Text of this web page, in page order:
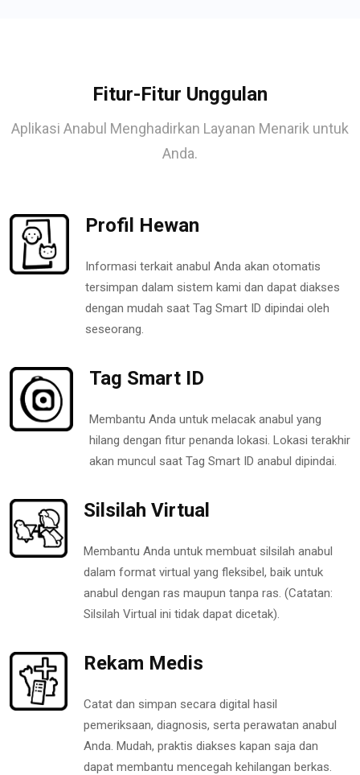
Fitur-Fitur Unggulan
Aplikasi Anabul Menghadirkan Layanan Menarik untuk
Anda.
Profil Hewan
Informasi terkait anabul Anda akan otomatis
tersimpan dalam sistem kami dan dapat diakses
dengan mudah saat Tag Smart ID dipindai oleh
seseorang.
Tag Smart ID
Membantu Anda untuk melacak anabul yang
hilang dengan fitur penanda lokasi. Lokasi terakhir
akan muncul saat Tag Smart ID anabul dipindai.
Silsilah Virtual
Membantu Anda untuk membuat silsilah anabul
dalam format virtual yang fleksibel, baik untuk
anabul dengan ras maupun tanpa ras. (Catatan:
Silsilah Virtual ini tidak dapat dicetak).
Rekam Medis
Catat dan simpan secara digital hasil
pemeriksaan, diagnosis, serta perawatan anabul
Anda. Mudah, praktis diakses kapan saja dan
dapat membantu mencegah kehilangan berkas.